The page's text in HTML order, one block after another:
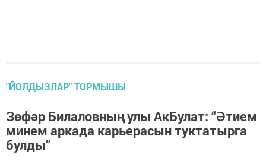
"ЙОЛДЫЗЛАР" ТОРМЫШЫ
Зөфәр Билаловның улы АкБулат: “Әтием
минем аркада карьерасын туктатырга
булды”